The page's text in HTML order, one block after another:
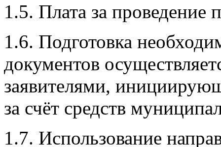
1.5. Плата за проведение
1.6. Подготовка
документов
заявителями,
за счёт средств
1.7. Использование